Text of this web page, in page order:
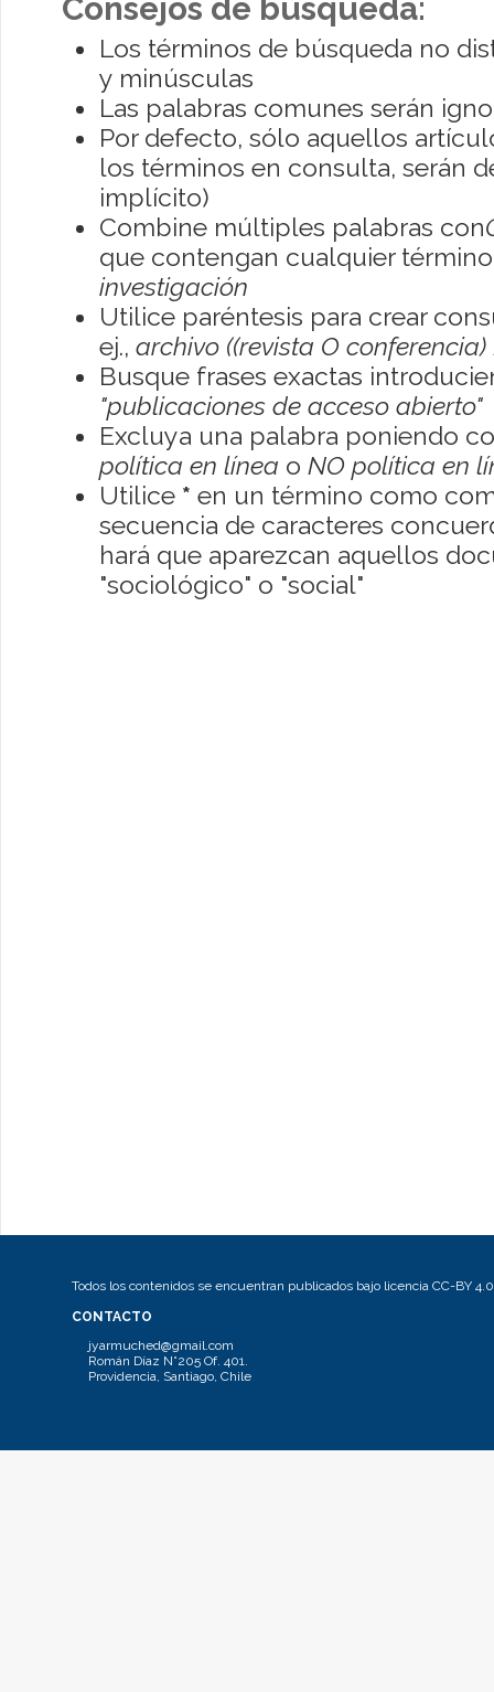
Consejos de búsqueda:
Los términos de búsqueda no
y minúsculas
Las palabras comunes serán
Por defecto, sólo aquellos
los términos en consulta, serán
implícito)
Combine múltiples palabras con
que contengan cualquier
investigación
Utilice paréntesis para crear
ej., archivo ((revista O conferencia)
Busque frases exactas
"publicaciones de acceso abierto"
Excluya una palabra poniendo
política en línea o NO política en
Utilice * en un término como
secuencia de caracteres
hará que aparezcan aquellos
"sociológico" o "social"
Todos los contenidos se encuentran publicados bajo licencia CC-BY 4.0
CONTACTO
jyarmuched@gmail.com
Román Díaz N°205 Of. 401.
Providencia, Santiago, Chile